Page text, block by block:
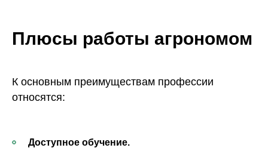
Плюсы работы агрономом
К основным преимуществам профессии
относятся:
Доступное обучение.